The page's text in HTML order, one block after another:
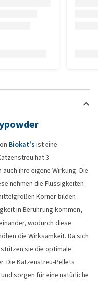
Biokat's ist eine
hat 3
ihre eigene Wirkung. Die
nehmen die Flüssigkeiten
Körner bilden
in Berührung kommen,
wodurch diese
die Wirksamkeit. Da sich
sie die optimale
Die Katzenstreu-Pellets
sorgen für eine natürliche